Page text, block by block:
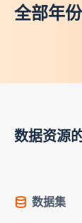
全部年
数据资源
数据集